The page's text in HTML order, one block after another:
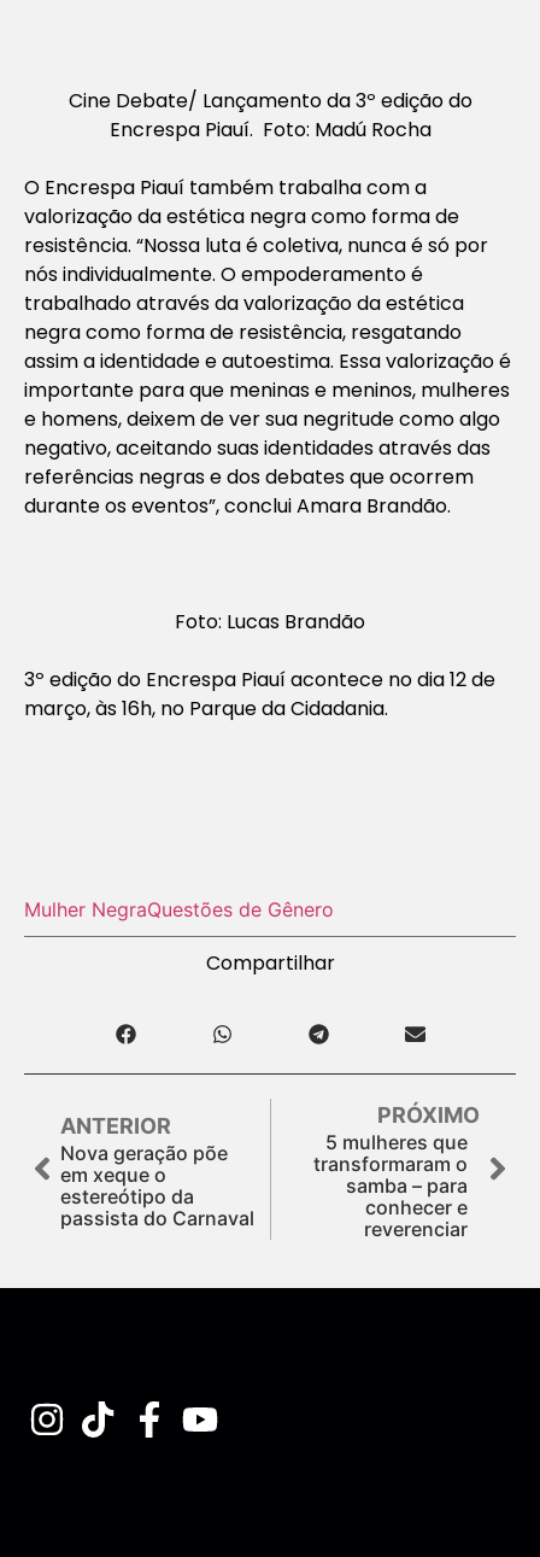
Cine Debate/ Lançamento da 3º edição do
Encrespa Piauí. Foto: Madú Rocha
O Encrespa Piauí também trabalha com a
valorização da estética negra como forma de
resistência. “Nossa luta é coletiva, nunca é só por
nós individualmente. O empoderamento é
trabalhado através da valorização da estética
negra como forma de resistência, resgatando
assim a identidade e autoestima. Essa valorização é
importante para que meninas e meninos, mulheres
e homens, deixem de ver sua negritude como algo
negativo, aceitando suas identidades através das
referências negras e dos debates que ocorrem
durante os eventos”, conclui Amara Brandão.
Foto: Lucas Brandão
3º edição do Encrespa Piauí acontece no dia 12 de
março, às 16h, no Parque da Cidadania.
Mulher NegraQuestões de Gênero
Compartilhar
ANTERIOR
Nova geração põe
em xeque o
estereótipo da
passista do Carnaval
PRÓXIMO
5 mulheres que
transformaram o
samba – para
conhecer e
reverenciar